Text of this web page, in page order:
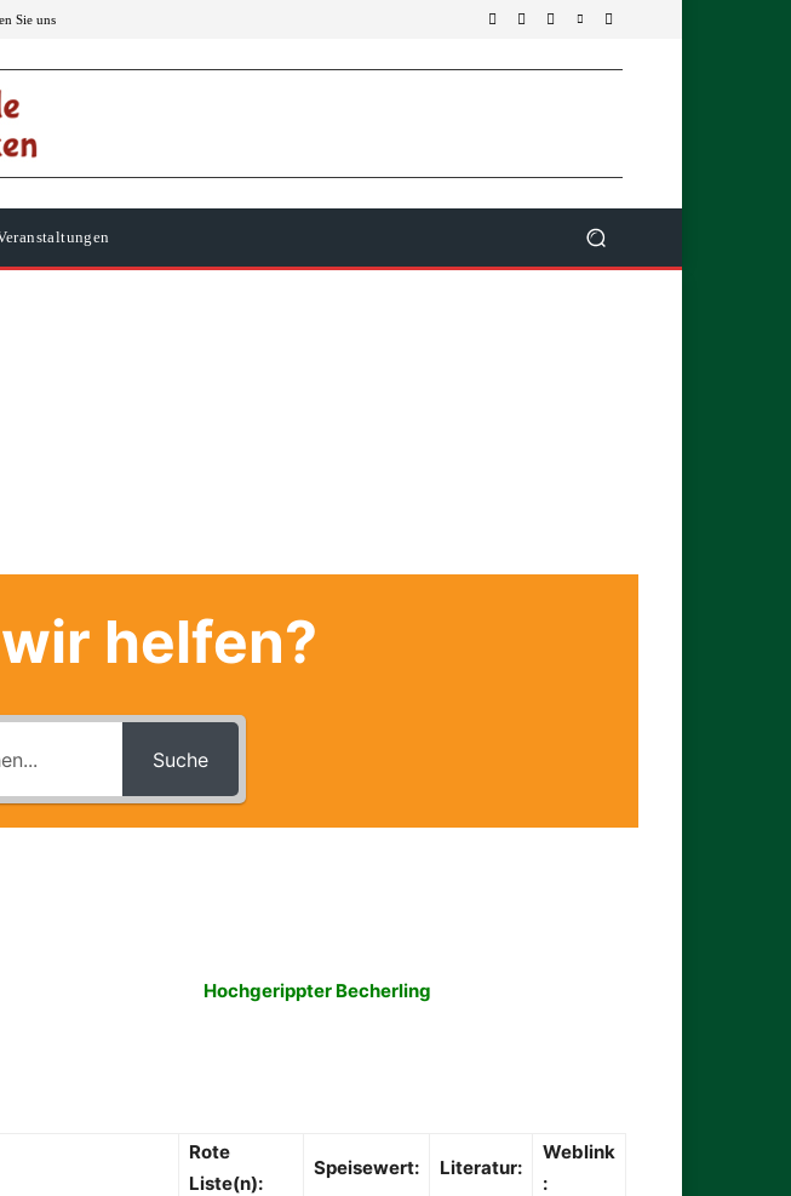
Sie uns
helfen?
Suche
Hochgerippter Becherling
Rote
Liste(n):
Speisewert: Literatur:
Weblink
: